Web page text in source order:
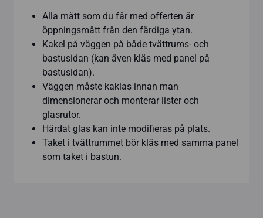
Alla mått som du får med offerten är
öppningsmått från den färdiga ytan.
Kakel på väggen på både tvättrums- och
bastusidan (kan även kläs med panel på
bastusidan).
Väggen måste kaklas innan man
dimensionerar och monterar lister och
glasrutor.
Härdat glas kan inte modifieras på plats.
Taket i tvättrummet bör kläs med samma panel
som taket i bastun.